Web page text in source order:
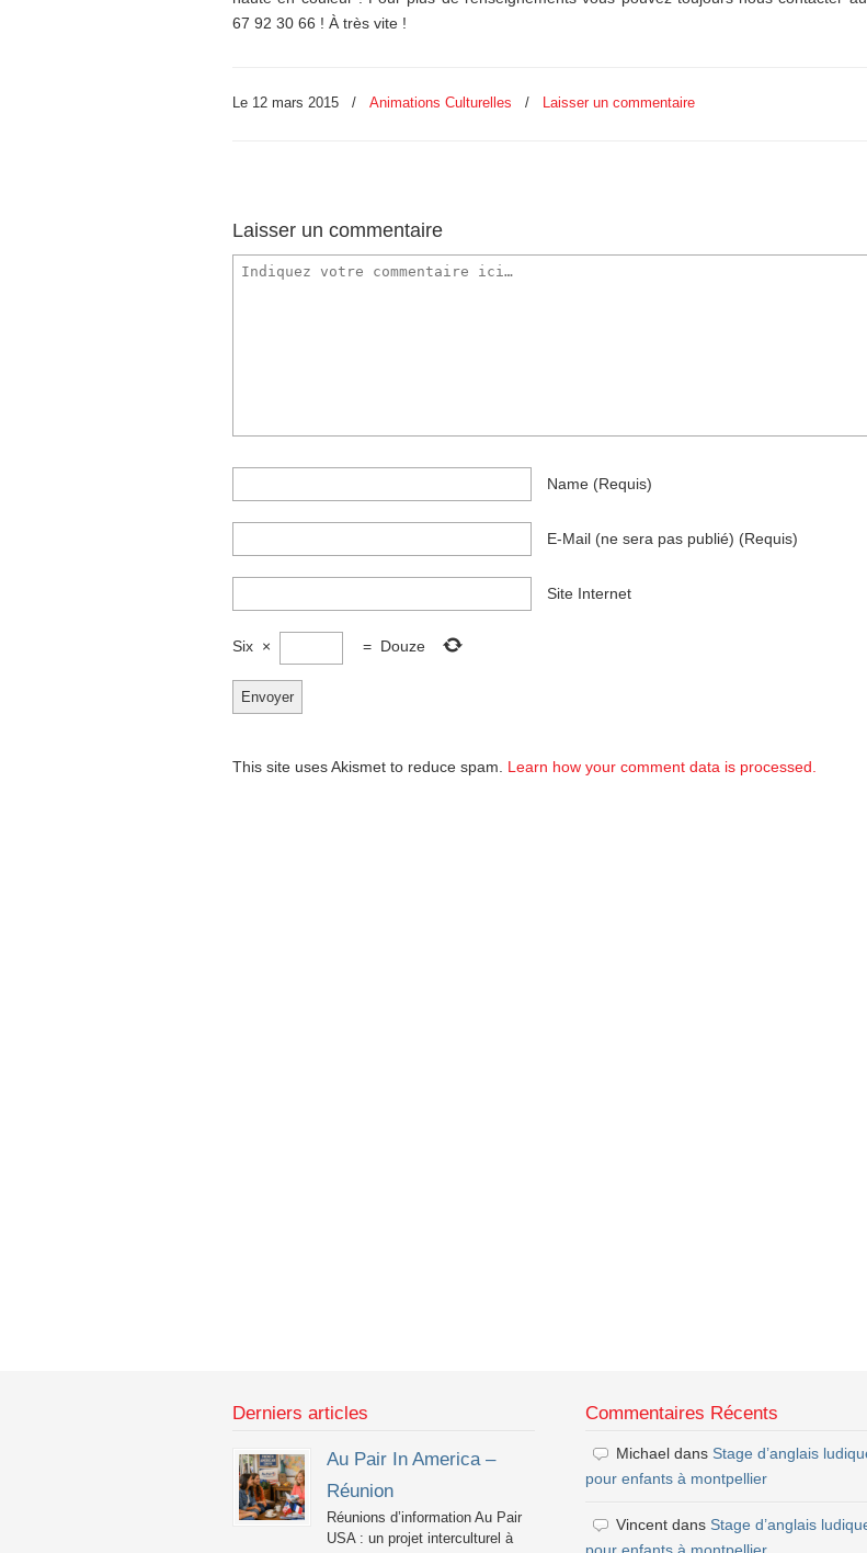
67 92 30 66 ! À très vite !
Le 12 mars 2015 / Animations Culturelles / Laisser un commentaire
Laisser un commentaire
Name (requis)
E-Mail (ne sera pas publié) (requis)
Site Internet
Six × = Douze
This site uses Akismet to reduce spam. Learn how your comment data is processed.
Derniers articles
Au Pair In America –
Réunion
Réunions d’information Au Pair
USA : un projet interculturel à
Commentaires Récents
Michael dans Stage d’anglais
pour enfants à montpellier
Vincent dans Stage d’anglais